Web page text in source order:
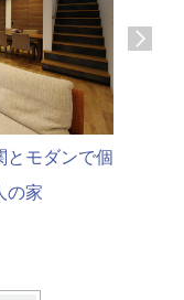
とモダンで個
の家